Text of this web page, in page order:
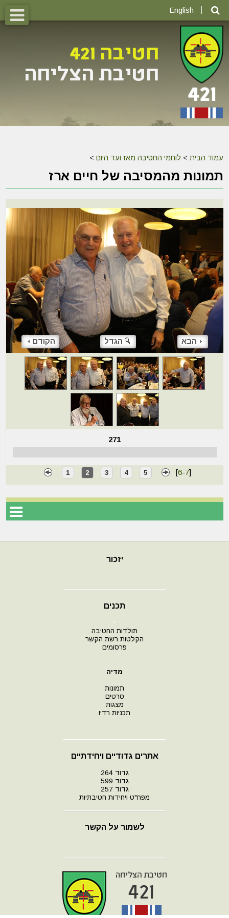
English
עמוד הבית > לוחמי החטיבה מאז ועד היום >
תמונות מהמסיבה של חיים ארז
הקודם הגדל הבא
271
1 2 3 4 5 [6-7]
יזכור
תכנים
י
תולדות החטיבה
הקלטות רשת הקשר
פרסומים
מדיה
תמונות
סרטים
מצגות
תכניות רדיו
אתרים גדודיים ויחידתיים
גדוד 264
גדוד 599
גדוד 257
מפח"ט ויחידות חטיבתיות
לשמור על הקשר